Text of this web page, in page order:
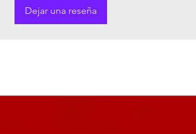
Dejar una reseña